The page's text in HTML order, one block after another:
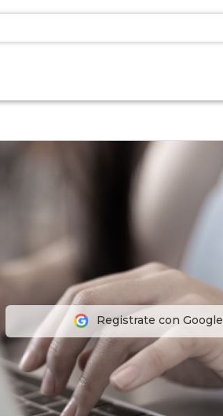
Registrate con Google